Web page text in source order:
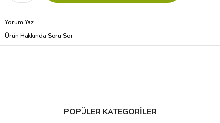
Yorum Yaz
Ürün Hakkında Soru Sor
POPÜLER KATEGORİLER